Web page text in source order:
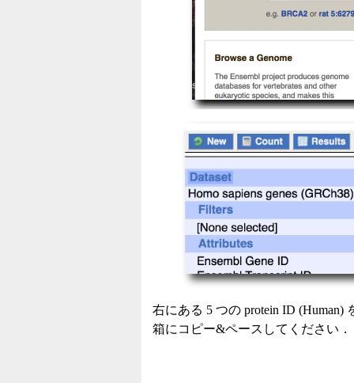
右にある 5 つの protein ID (Human)
箱にコピー&ペースしてください．